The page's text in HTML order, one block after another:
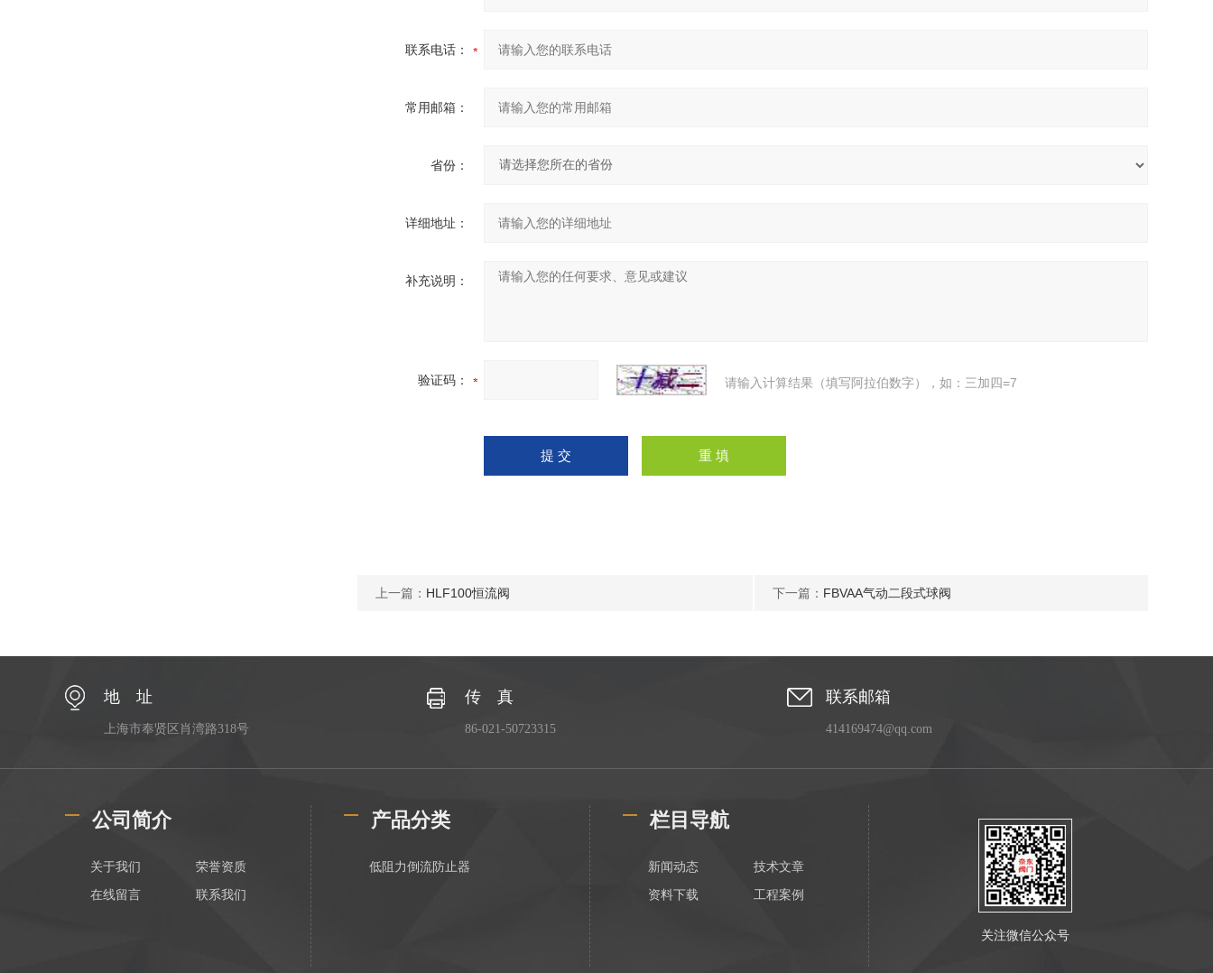
联系电话：
常用邮箱：
省份：
详细地址：
补充说明：
验证码： 请输入计算结果（填写阿拉伯数字），如：三加四=7
上一篇： HLF100恒流阀 下一篇： FBVAA气动二段式球阀
地 址
上海市奉贤区肖湾路318号
传 真
86-021-50723315
联系邮箱
414169474@qq.com
公司简介
关于我们 荣誉资质
在线留言 联系我们
产品分类
低阻力倒流防止器
栏目导航
新闻动态 技术文章
资料下载 工程案例
关注微信公众号